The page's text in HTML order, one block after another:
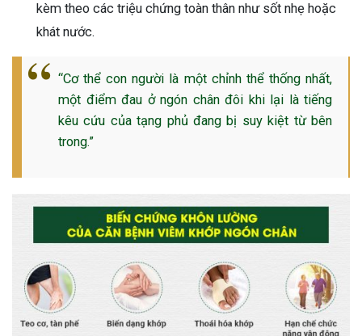
kèm theo các triệu chứng toàn thân như sốt nhẹ hoặc
khát nước.
“Cơ thể con người là một chỉnh thể thống nhất,
một điểm đau ở ngón chân đôi khi lại là tiếng
kêu cứu của tạng phủ đang bị suy kiệt từ bên
trong.”